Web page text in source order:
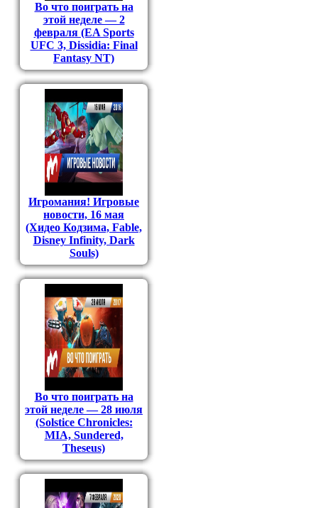
Во что поиграть на
этой неделе — 2
февраля (EA Sports
UFC 3, Dissidia: Final
Fantasy NT)
Игромания! Игровые
новости, 16 мая
(Хидео Кодзима, Fable,
Disney Infinity, Dark
Souls)
Во что поиграть на
этой неделе — 28 июля
(Solstice Chronicles:
MIA, Sundered,
Theseus)